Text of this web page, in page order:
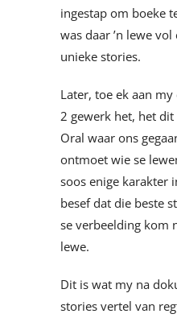
ingestap om boeke
was daar ’n lewe
unieke stories.
Later, toe ek aan
2 gewerk het, het
Oral waar ons
ontmoet wie se
soos enige karakter
besef dat die beste
se verbeelding kom
lewe.
Dit is wat my na
stories vertel van